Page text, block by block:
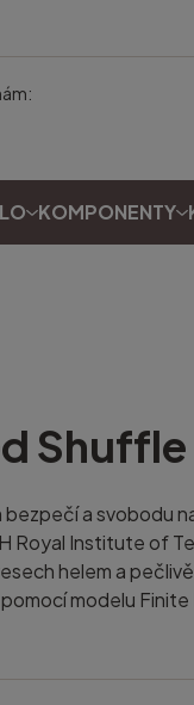
KOMPONENTY
Shuffle
a svobodu
Royal Institute of
helem a
modelu Finite